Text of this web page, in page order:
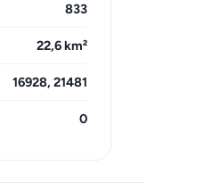
833
22,6 km²
16928, 21481
0